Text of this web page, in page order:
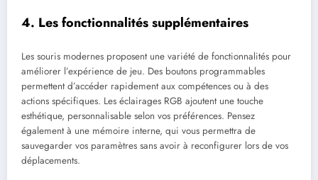
4. Les fonctionnalités supplémentaires
Les souris modernes proposent une variété de fonctionnalités pour
améliorer l’expérience de jeu. Des boutons programmables
permettent d’accéder rapidement aux compétences ou à des
actions spécifiques. Les éclairages RGB ajoutent une touche
esthétique, personnalisable selon vos préférences. Pensez
également à une mémoire interne, qui vous permettra de
sauvegarder vos paramètres sans avoir à reconfigurer lors de vos
déplacements.